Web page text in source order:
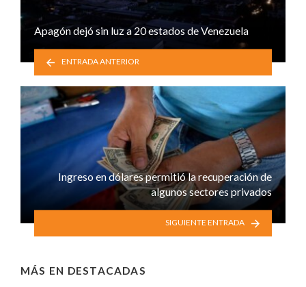
Apagón dejó sin luz a 20 estados de Venezuela
ENTRADA ANTERIOR
Ingreso en dólares permitió la recuperación de
algunos sectores privados
SIGUIENTE ENTRADA
MÁS EN DESTACADAS